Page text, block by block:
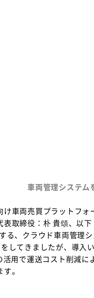
車両管理システム
け車両売買プラットフ
表取締役：朴 貴頌、以
る、クラウド車両管理
してきましたが、導入
活用で運送コスト削減
。